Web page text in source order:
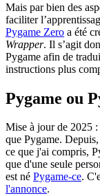
Mais par bien des
faciliter
Pygame Zero a été
Wrapper. Il s’agit
Pygame afin de
instructions plus
Pygame ou
Mise à jour de 2025
que Pygame.
ce que j'ai compris,
que d'une seule
est né Pygame-ce.
l'annonce.